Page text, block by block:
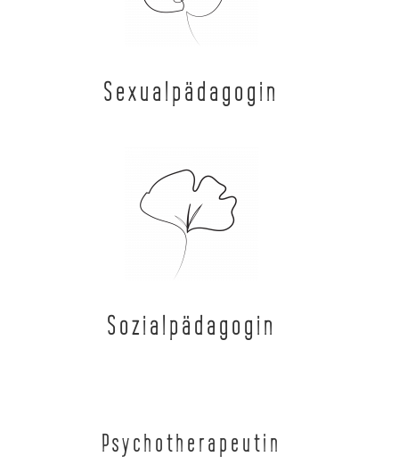
Sexualpädagogin
Sozialpädagogin
Psychotherapeutin